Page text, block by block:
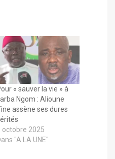
« sauver la vie » à
Ngom : Alioune
assène ses dures
octobre 2025
"A LA UNE"